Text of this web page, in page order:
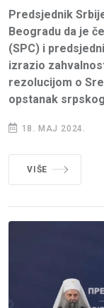
Predsjednik
Beogradu da je
(SPC) i
izrazio
rezolucijom o
opstanak
18. MAJ 2024.
VIŠE